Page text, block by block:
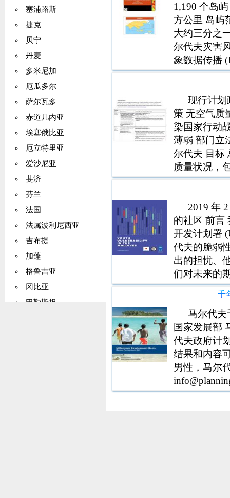
塞浦路斯
捷克
贝宁
丹麦
多米尼加
厄瓜多尔
萨尔瓦多
赤道几内亚
埃塞俄比亚
厄立特里亚
爱沙尼亚
斐济
芬兰
法国
法属波利尼西亚
吉布提
加蓬
格鲁吉亚
冈比亚
巴勒斯坦
1,190 个岛
方公里 岛屿
大约三分之
尔代夫灾害
象数据传播
天气 在建立
现行计划
策 无空气质
染国家行动
薄弱 部门立
尔代夫 目标
质量状况，
因为没有明
高楼破坏
2019 年
的社区 前言
开发计划署
代夫的脆弱
出的担忧、
们对未来的
间。青年代
的事实。与
千
马尔代夫
国家发展部
代夫政府计
结果和内容
男性，马尔
Shaig 设计